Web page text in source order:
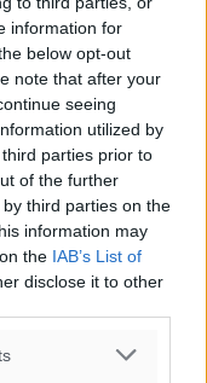
information for
below opt-out
note that after your
seeing
utilized by
parties prior to
of the further
third parties on the
information may
the IAB’s List of
disclose it to other